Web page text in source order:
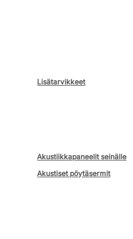
Lisätarvikkeet
Akustiikkapaneelit seinälle
Akustiset pöytäsermit